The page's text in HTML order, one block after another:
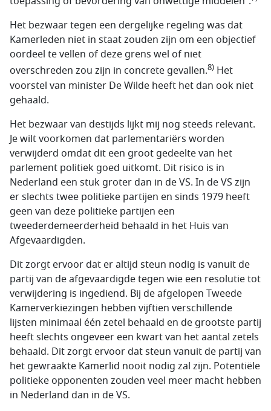
Het bezwaar tegen een dergelijke regeling was dat
Kamerleden niet in staat zouden zijn om een objectief
oordeel te vellen of deze grens wel of niet
overschreden zou zijn in concrete gevallen.8) Het
voorstel van minister De Wilde heeft het dan ook niet
gehaald.
Het bezwaar van destijds lijkt mij nog steeds relevant.
Je wilt voorkomen dat parlementariërs worden
verwijderd omdat dit een groot gedeelte van het
parlement politiek goed uitkomt. Dit risico is in
Nederland een stuk groter dan in de VS. In de VS zijn
er slechts twee politieke partijen en sinds 1979 heeft
geen van deze politieke partijen een
tweederdemeerderheid behaald in het Huis van
Afgevaardigden.
Dit zorgt ervoor dat er altijd steun nodig is vanuit de
partij van de afgevaardigde tegen wie een resolutie tot
verwijdering is ingediend. Bij de afgelopen Tweede
Kamerverkiezingen hebben vijftien verschillende
lijsten minimaal één zetel behaald en de grootste partij
heeft slechts ongeveer een kwart van het aantal zetels
behaald. Dit zorgt ervoor dat steun vanuit de partij van
het gewraakte Kamerlid nooit nodig zal zijn. Potentiële
politieke opponenten zouden veel meer macht hebben
in Nederland dan in de VS.